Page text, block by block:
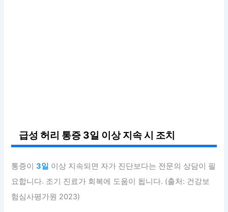
급성 허리 통증 3일 이상 지속 시 조치
통증이3일 이상 지속되면 자가 진단보다는 전문의 상담이 필
요합니다. 조기 진료가 회복에 도움이 됩니다. (출처: 건강보
험심사평가원 2023)